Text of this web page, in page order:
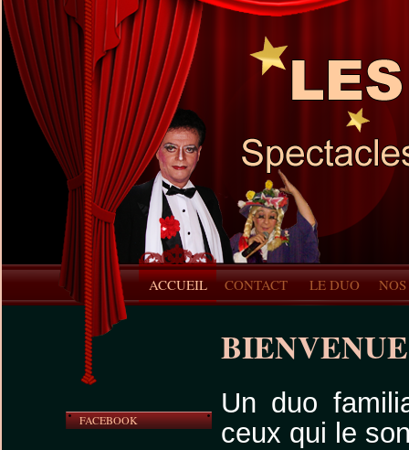
ACCUEIL CONTACT LE DUO
FACEBOOK
Un duo
ceux qui le